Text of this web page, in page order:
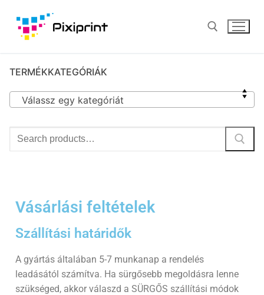
Vásárlási feltételek​
Szállítási határidők
A gyártás általában 5-7 munkanap a rendelés
leadásától számítva. Ha sürgősebb megoldásra lenne
szükséged, akkor válaszd a SÜRGŐS szállítási módok
TERMÉKKATEGÓRIÁK
Válassz egy kategóriát